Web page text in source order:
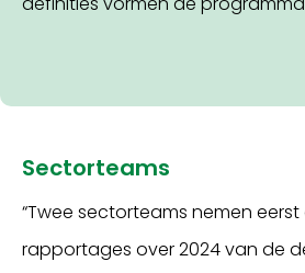
Sectorteams
“Twee sectorteams nemen eerst
rapportages over 2024 van de